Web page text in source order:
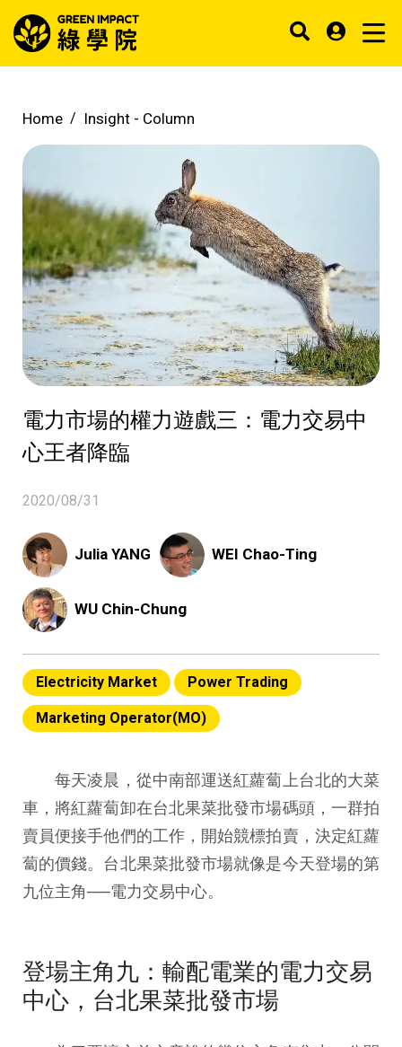
Home Insight - Column
電力市場的權力遊戲三：電力交易中
心王者降臨
2020/08/31
Julia YANG WEI Chao-Ting
WU Chin-Chung
Electricity Market Power Trading
Marketing Operator(MO)
每天凌晨，從中南部運送紅蘿蔔上台北的大菜
車，將紅蘿蔔卸在台北果菜批發市場碼頭，一群拍
賣員便接手他們的工作，開始競標拍賣，決定紅蘿
蔔的價錢。台北果菜批發市場就像是今天登場的第
九位主角──電力交易中心。
登場主角九：輸配電業的電力交易
中心，台北果菜批發市場